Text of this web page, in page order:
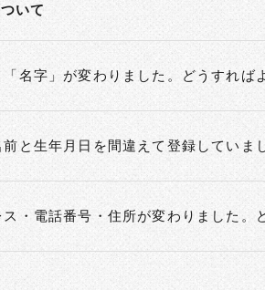
いて
名字」が変わりました。どうすれば
と生年月日を間違えて登録していま
・電話番号・住所が変わりました。